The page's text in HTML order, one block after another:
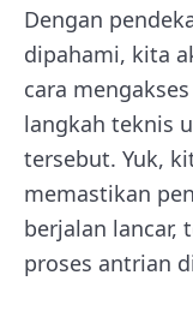
Dengan
dipahami, kita
cara
langkah teknis
tersebut. Yuk,
memastikan
berjalan lancar,
proses antrian